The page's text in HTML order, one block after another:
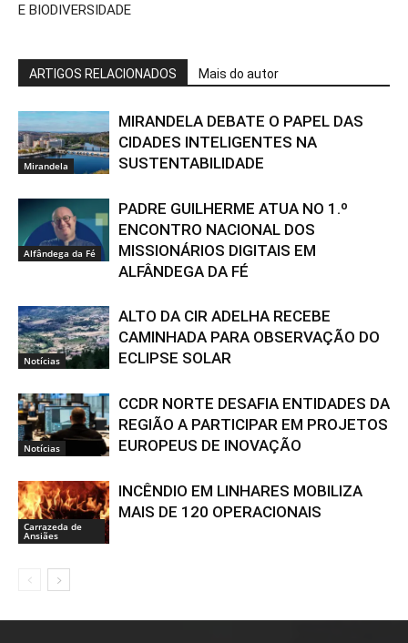
E BIODIVERSIDADE
ARTIGOS RELACIONADOS Mais do autor
Mirandela
MIRANDELA DEBATE O PAPEL DAS
CIDADES INTELIGENTES NA
SUSTENTABILIDADE
Alfândega da Fé
PADRE GUILHERME ATUA NO 1.º
ENCONTRO NACIONAL DOS
MISSIONÁRIOS DIGITAIS EM
ALFÂNDEGA DA FÉ
Notícias
ALTO DA CIR ADELHA RECEBE
CAMINHADA PARA OBSERVAÇÃO DO
ECLIPSE SOLAR
Notícias
CCDR NORTE DESAFIA ENTIDADES DA
REGIÃO A PARTICIPAR EM PROJETOS
EUROPEUS DE INOVAÇÃO
Carrazeda de
Ansiães
INCÊNDIO EM LINHARES MOBILIZA
MAIS DE 120 OPERACIONAIS